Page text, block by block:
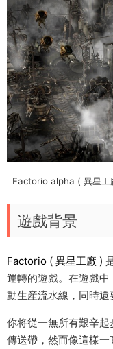
Factorio alpha ( 異星工
遊戲背景
Factorio ( 異星工廠 )
運轉的遊戲。在遊戲
動生産流水線，同時還
你将從一無所有艱辛
傳送帶，然而像這樣